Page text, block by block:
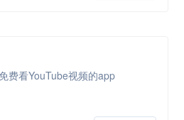
费看YouTube视频的app